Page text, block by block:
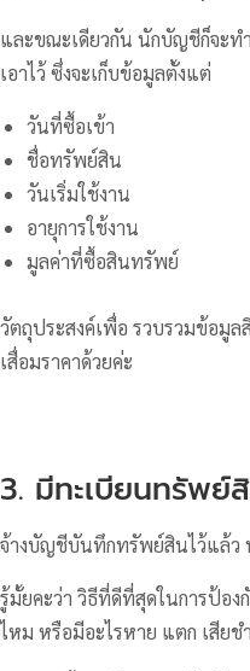
และขณะเดียวกัน นักบัญชีก็จะ
เอาไว้ ซึ่งจะเก็บข้อมูลตั้งแต่
วันที่ซื้อเข้า
ชื่อทรัพย์สิน
วันเริ่มใช้งาน
อายุการใช้งาน
มูลค่าที่ซื้อสินทรัพย์
วัตถุประสงค์เพื่อ รวบรวมข้อ
เสื่อมราคาด้วยค่ะ
3. มีทะเบียนทรัพย์
จ้างบัญชีบันทึกทรัพย์สินไว้แล้ว
รู้มั้ยคะว่า วิธีที่ดีที่สุดในการป้อ
ไหม หรือมีอะไรหาย แตก เสียช